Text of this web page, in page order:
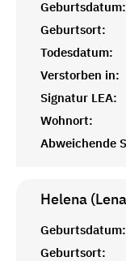
Geburtsdatum:
Geburtsort:
Todesdatum:
Verstorben in:
Signatur LEA:
Wohnort:
Abweichende
Helena
Geburtsdatum:
Geburtsort: